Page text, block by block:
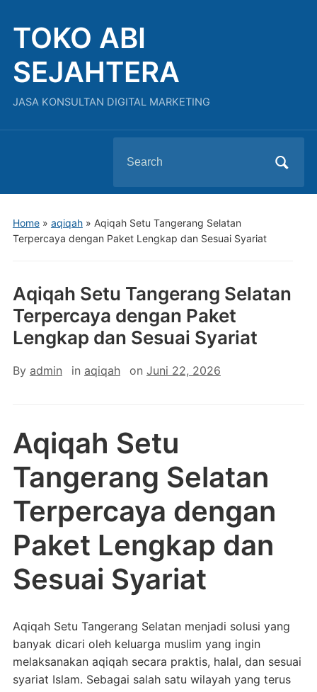
TOKO ABI
SEJAHTERA
JASA KONSULTAN DIGITAL MARKETING
for:
Home» aqiqah» Aqiqah Setu Tangerang Selatan
Terpercaya dengan Paket Lengkap dan Sesuai Syariat
Aqiqah Setu Tangerang Selatan
Terpercaya dengan Paket
Lengkap dan Sesuai Syariat
By admin in aqiqah on Juni 22, 2026
Aqiqah Setu
Tangerang Selatan
Terpercaya dengan
Paket Lengkap dan
Sesuai Syariat
Aqiqah Setu Tangerang Selatan menjadi solusi yang
banyak dicari oleh keluarga muslim yang ingin
melaksanakan aqiqah secara praktis, halal, dan sesuai
syariat Islam. Sebagai salah satu wilayah yang terus